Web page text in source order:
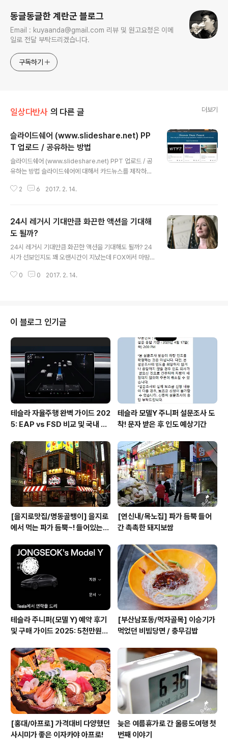
동글동글한 계란군 블로그
Email : kuyaanda@gmail.com 리뷰 및 원고요청은 이메
일로 전달 부탁드리겠습니다.
구독하기
일상다반사 의 다른 글 더보기
슬라이드쉐어 (www.slideshare.net) PP
T 업로드 / 공유하는 방법
슬라이드쉐어 (www.slideshare.net) PPT 업로드 / 공
유하는 방법 슬라이드쉐어에 대해서 카드뉴스를 제작하다
보면서 따라살 수 있을 것 같아서 포스팅으로도 해당 방법
▲ 슬라이드쉐어를 이용하기 위해서는 회원가입이 필요합
니다.한국에서는 링크드인을 사용하는 사람이 많지 않으니
join now 를 누르시고 페이스북으로 회원가입후 로그인
혹은 사이트에 회원으로 가입하시면 됩니다. ▲ 귀찮아도
을 하고 로그인을 한 후 .. 오른쪽 상단을 보시면 Upload
2 6 2017. 2. 14.
24시 레거시 기대만큼 화끈한 액션을 기대해
도 될까?
24시 레거시 기대만큼 화끈한 액션을 기대해도 될까? 24
시가 선보인지도 꽤 오랜시간이 지났는데 FOX에서 마땅
참 무성했습니다. 24시간을 각 시간별로 쪼개서 구성한 드
스에서는 24시 레거시라는 새로운 주인공을 필두로 하는
드라마를 선보였습니다. ▲ 24시 레거시도 그렇지만.. 늘
정치가들 때문에 일이 시작되죠.. 그나저나 이 아저씨는 선
즈오브아나키에 나오시던 기분이네요. 양복 입고 있어서
무척 어색하네요 ㅋ ▲ 24시 레거시의 시리즈물 주연으로
간택받은..코리호킨스.. 워킹데드에서 나오기도 ..
0 0 2017. 2. 14.
이 블로그 인기글
테슬라 자율주행 완벽 가이드 202
5: EAP vs FSD 비교 및 국내 사
테슬라 모델Y 주니퍼 설문조사 도
착! 문자 받은 후 인도 예상기간
[을지로맛집/명동골뱅이] 을지로
에서 먹는 파가 듬뿍~! 들어있는
[연신내/목노집] 파가 듬뿍 들어
간 촉촉한 돼지보쌈
테슬라 주니퍼(모델 Y) 예약 후기
및 구매 가이드 2025: 5천만원대
[부산남포동/먹자골목] 이승기가
먹었던 비빔당면 / 충무김밥
[홍대/아프로] 가격대비 다양했던
사시미가 좋은 이자카야 아프로!
늦은 여름휴가로 간 울릉도여행 첫
번째 이야기